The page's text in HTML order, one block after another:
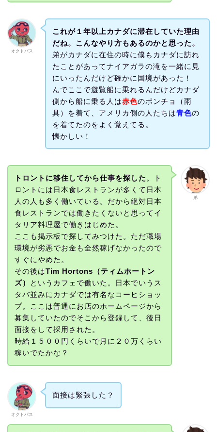
オクトパス
これが１年以上カナダに滞在していた理由
だね。こんなやり方もあるのかと思った。
弟がカナダに在住の時に僕もカナダに訪れ
たことがあってナイアガラの滝を一緒に見
にいったんだけど確かに国境があった！
んでここで遊覧船に乗れるんだけどカナダ
側から船に乗る人は赤色のポンチョ（雨
具）を着て、アメリカ側の人たちは青色の
を着てたのをよく覚えてる。
懐かしい！
弟
トロントに移住してから仕事を探した 。ト
ロントには日本食レストランが多くて日本
人の人も多く働いている。だから絶対日本
食レストランでは働きたくないと思ってイ
タリア料理屋で働きはじめた。
ここも掲示板で探してみつけた。ただ職場
環境が劣悪でお金も全然稼げなかったので
すぐにやめた。
その後はTim Hortons（ティムホートン
ズ）
というカフェで働いた。日本でいうス
タバ並みにカナダでは有名なコーヒショッ
プ。ここは普通にお店のホームページから
募集していたのでそこから登録して、後日
面接をして採用された。
時給１５００円くらいで月に２０万くらい
稼いでたかな？
オクトパス
面接は緊張した？